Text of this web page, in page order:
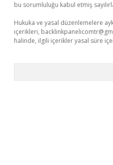
bu sorumluluğu kabul etmiş
Hukuka ve yasal düzenlemelere
içerikleri,
halinde, ilgili içerikler yasal süre